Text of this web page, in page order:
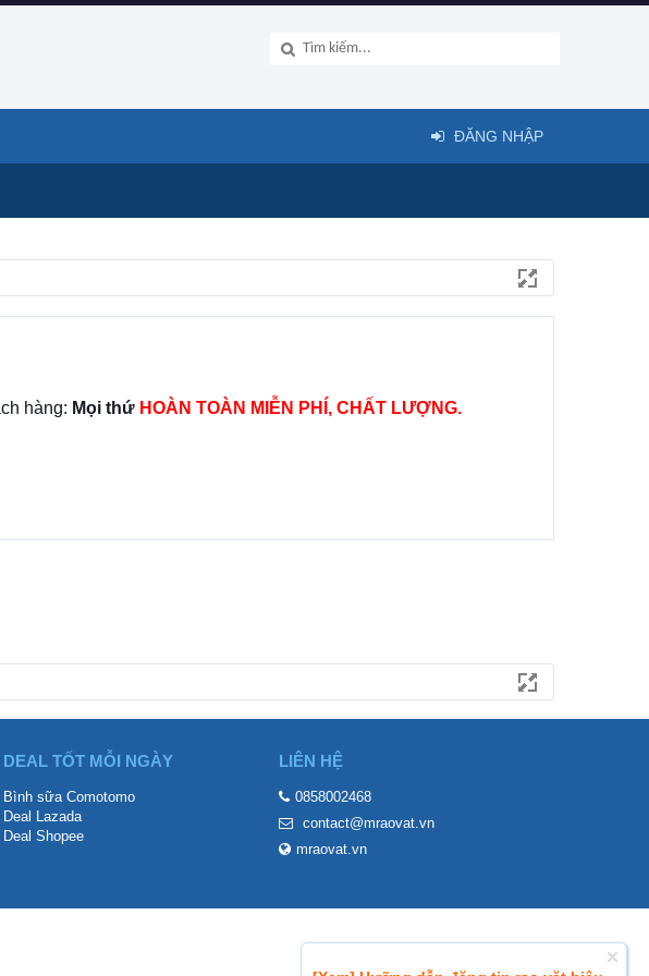
hàng: Mọi thứ HOÀN TOÀN MIỄN PHÍ, CHẤT LƯỢNG.
ĐĂNG NHẬP
DEAL TỐT MỖI NGÀY
Bình sữa Comotomo
Deal Lazada
Deal Shopee
LIÊN HỆ
0858002468
contact@mraovat.vn
mraovat.vn